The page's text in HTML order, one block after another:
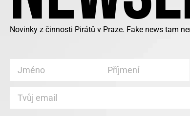
Novinky z činnosti Pirátů v Praze. Fake news tam